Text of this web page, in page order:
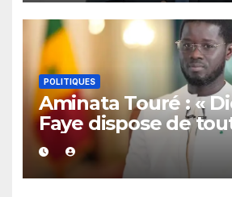
POLITIQUES
Aminata Touré : «
Faye dispose de
2027 pour organiser
élections locales
légalité »